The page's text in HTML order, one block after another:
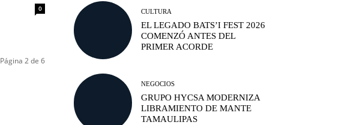
0
Página 2 de 6
CULTURA
EL LEGADO BATS’I FEST 2026
COMENZÓ ANTES DEL
PRIMER ACORDE
NEGOCIOS
GRUPO HYCSA MODERNIZA
LIBRAMIENTO DE MANTE
TAMAULIPAS